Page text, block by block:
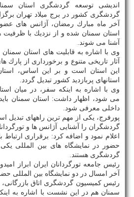
اندیشی توسعه گردشگری استان
گردشگری كشور در برج میلاد تهران
آخر ماه مبارك رمضان، آژانس های
استان سمنان شده و از نزدیك با
آشنا می شوند.
وی با اشاره به قابلیت های استان
آثار تاریخی متنوع و برخورداری از
این استان است و بر این اساس،
استانهای پربازدید كشور تبدیل گردد.
وی با اشاره به اینكه سفر، در میان
می شود، اظهار داشت: استان سمنان
داخلی معرفی شود.
پورفرج، یكی از مهم ترین راههای تبدیل
گردشگران را آشنایی آژانس ها و
اعلام نمود و اضافه كرد: برقراری
حضور در نمایشگاه های بین المللی
گردشگری هستند.
رئیس جامعه تورگردانان ایران ابراز
آخر امسال در دو نمایشگاه بین المللی
رئیس كمیسیون گردشگری اتاق
سمنان هم در این نشست با اشاره به